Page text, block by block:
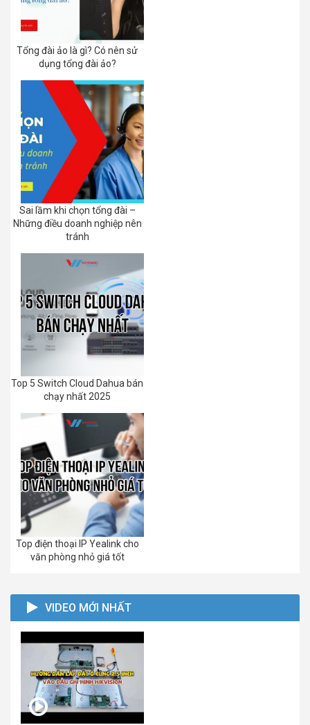
Tổng đài ảo là gì? Có nên sử
dụng tổng đài ảo?
Sai lầm khi chọn tổng đài –
Những điều doanh nghiệp nên
tránh
Top 5 Switch Cloud Dahua bán
chạy nhất 2025
Top điện thoại IP Yealink cho
văn phòng nhỏ giá tốt
VIDEO MỚI NHẤT